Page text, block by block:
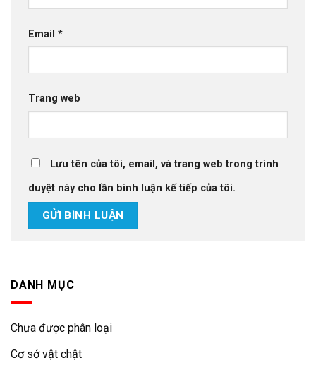
Email *
Trang web
Lưu tên của tôi, email, và trang web trong trình
duyệt này cho lần bình luận kế tiếp của tôi.
DANH MỤC
Chưa được phân loại
Cơ sở vật chật